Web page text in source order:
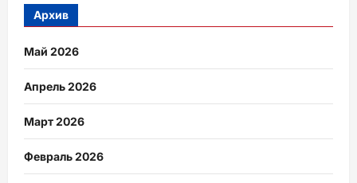
Архив
Май 2026
Апрель 2026
Март 2026
Февраль 2026